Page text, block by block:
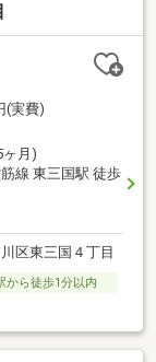
(実費)
ヶ月)
線 東三国駅 徒歩
区東三国４丁目
から徒歩1分以内